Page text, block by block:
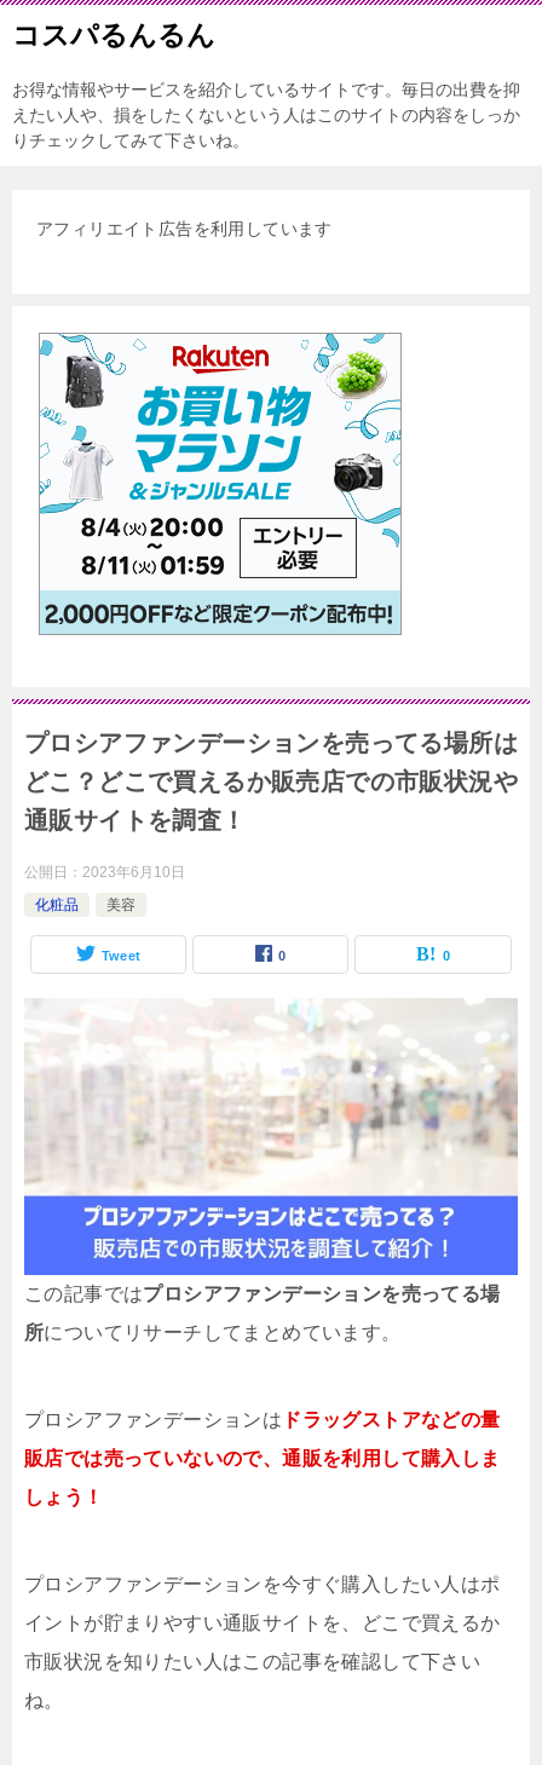
コスパるんるん
お得な情報やサービスを紹介しているサイトです。毎日の出費を抑
えたい人や、損をしたくないという人はこのサイトの内容をしっか
りチェックしてみて下さいね。
アフィリエイト広告を利用しています
プロシアファンデーションを売ってる場所は
どこ？どこで買えるか販売店での市販状況や
通販サイトを調査！
公開日： 2023年6月10日
化粧品
美容
Tweet 0 0
この記事ではプロシアファンデーションを売ってる場
所についてリサーチしてまとめています。
プロシアファンデーションは ドラッグストアなどの量
販店では売っていないので、通販を利用して購入しま
しょう！
プロシアファンデーションを今すぐ購入したい人はポ
イントが貯まりやすい通販サイトを、どこで買えるか
市販状況を知りたい人はこの記事を確認して下さい
ね。